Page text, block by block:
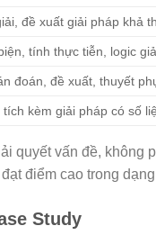
đề xuất giải pháp khả
tính thực tiễn, logic
đoán, đề xuất, thuyết
tích kèm giải pháp có số
quyết vấn đề, không
điểm cao trong
Study